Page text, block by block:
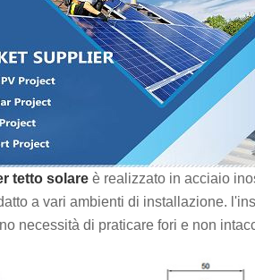
tetto solareè realizzato in acciaio
a vari ambienti di installazione.
necessità di praticare fori e non